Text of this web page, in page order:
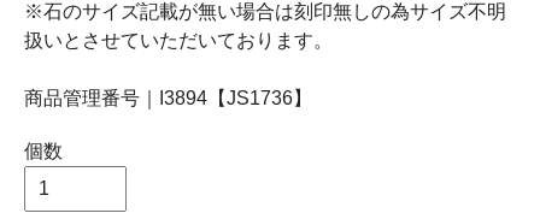
※石のサイズ記載が無い場合は刻印無しの為サイズ不明
扱いとさせていただいております。
商品管理番号｜I3894【JS1736】
個数